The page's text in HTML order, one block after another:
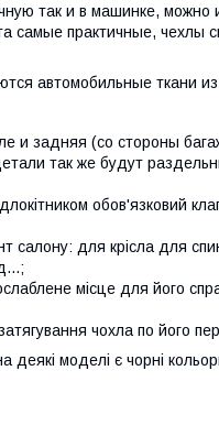
так и в машинке,
самые практичные, чехлы
автомобильные ткани
и задняя (со стороны
так же будут
обов'язковий
салону: для крісла для
місце для його
чохла по його
деякі моделі є чорні